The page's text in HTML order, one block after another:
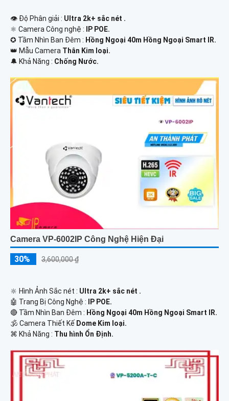
👁 Độ Phân giải : Ultra 2k+ sắc nét .
⚛️ Camera Công nghệ :
IP POE.
✪ Tầm Nhìn Ban Đêm : Hồng Ngoại 40m Hồng Ngoại Smart IR.
👑 Mẫu Camera Thân Kim loại.
️🔔 Khả Năng : Chống Nước.
Camera VP-6002IP Công Nghệ Hiện Đại
30% 3,600,000 ₫
🔆 Hình Ảnh Sắc nét : Ultra 2k+ sắc nét .
🤖️ Trang Bị Công Nghệ :
IP POE.
🔴 Tầm Nhìn Ban Đêm : Hồng Ngoại 40m Hồng Ngoại Smart IR.
🕉️ Camera Thiết Kế Dome Kim loại.
️⌘ Khả Năng : Thu hình Ổn Định.